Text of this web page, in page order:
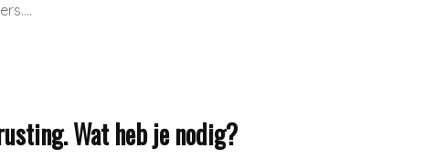
Wat heb je nodig?